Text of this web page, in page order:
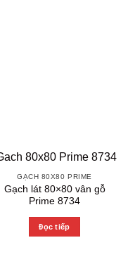
GẠCH 80X80 PRIME
Gạch lát 80×80 vân gỗ
Prime 8734
Đọc tiếp